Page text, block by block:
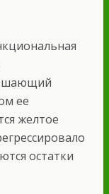
ее
желтое
остатки